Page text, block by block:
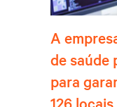
A
de saúde
para